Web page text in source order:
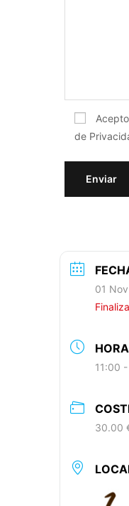
de
01
HORA
11:00
30.00